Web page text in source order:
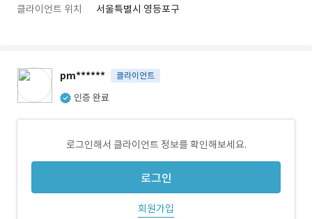
클라이언트 위치 서울특별시 영등포구
pm****** 클라이언트
인증 완료
로그인해서 클라이언트 정보를 확인해보세요.
로그인
회원가입